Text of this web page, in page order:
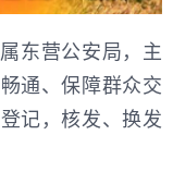
东营公安局，主
通、保障群众交
记，核发、换发